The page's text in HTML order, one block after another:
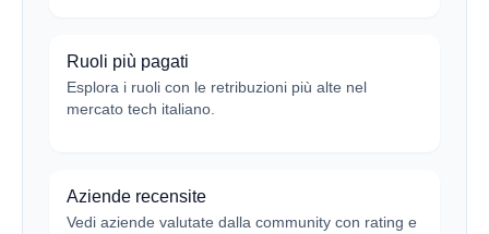
Ruoli più pagati
Esplora i ruoli con le retribuzioni più alte nel
mercato tech italiano.
Aziende recensite
Vedi aziende valutate dalla community con rating e